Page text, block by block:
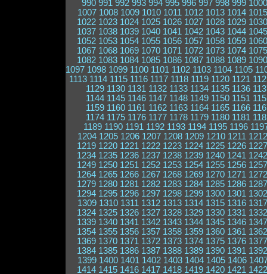
990 991 992 993 994 995 996 997 998 999 1000
1007 1008 1009 1010 1011 1012 1013 1014 1015
1022 1023 1024 1025 1026 1027 1028 1029 1030
1037 1038 1039 1040 1041 1042 1043 1044 1045
1052 1053 1054 1055 1056 1057 1058 1059 1060
1067 1068 1069 1070 1071 1072 1073 1074 1075
1082 1083 1084 1085 1086 1087 1088 1089 1090
1097 1098 1099 1100 1101 1102 1103 1104 1105
1113 1114 1115 1116 1117 1118 1119 1120 1121
1129 1130 1131 1132 1133 1134 1135 1136
1144 1145 1146 1147 1148 1149 1150 1151
1159 1160 1161 1162 1163 1164 1165 1166
1174 1175 1176 1177 1178 1179 1180 1181
1189 1190 1191 1192 1193 1194 1195 1196
1204 1205 1206 1207 1208 1209 1210 1211 1212
1219 1220 1221 1222 1223 1224 1225 1226 1227
1234 1235 1236 1237 1238 1239 1240 1241 1242
1249 1250 1251 1252 1253 1254 1255 1256 1257
1264 1265 1266 1267 1268 1269 1270 1271 1272
1279 1280 1281 1282 1283 1284 1285 1286 1287
1294 1295 1296 1297 1298 1299 1300 1301 1302
1309 1310 1311 1312 1313 1314 1315 1316 1317
1324 1325 1326 1327 1328 1329 1330 1331 1332
1339 1340 1341 1342 1343 1344 1345 1346 1347
1354 1355 1356 1357 1358 1359 1360 1361 1362
1369 1370 1371 1372 1373 1374 1375 1376 1377
1384 1385 1386 1387 1388 1389 1390 1391 1392
1399 1400 1401 1402 1403 1404 1405 1406
1414 1415 1416 1417 1418 1419 1420 1421 1422